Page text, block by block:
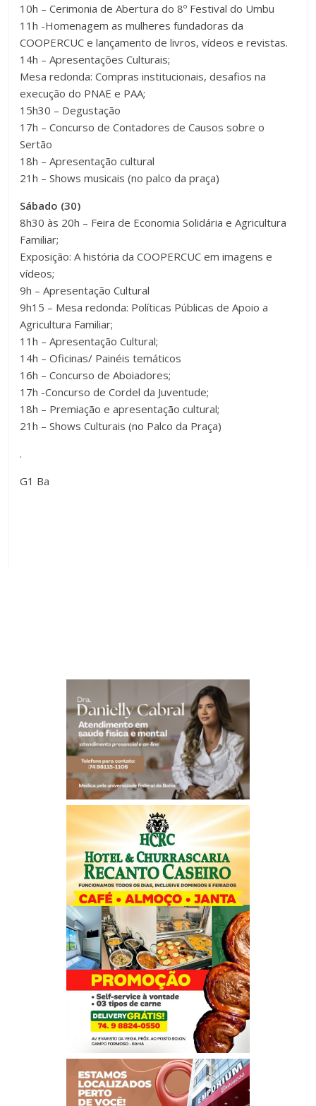
10h – Cerimonia de Abertura do 8º Festival do Umbu
11h -Homenagem as mulheres fundadoras da
COOPERCUC e lançamento de livros, vídeos e revistas.
14h – Apresentações Culturais;
Mesa redonda: Compras institucionais, desafios na
execução do PNAE e PAA;
15h30 – Degustação
17h – Concurso de Contadores de Causos sobre o
Sertão
18h – Apresentação cultural
21h – Shows musicais (no palco da praça)
Sábado (30)
8h30 às 20h – Feira de Economia Solidária e Agricultura
Familiar;
Exposição: A história da COOPERCUC em imagens e
vídeos;
9h – Apresentação Cultural
9h15 – Mesa redonda: Políticas Públicas de Apoio a
Agricultura Familiar;
11h – Apresentação Cultural;
14h – Oficinas/ Painéis temáticos
16h – Concurso de Aboiadores;
17h -Concurso de Cordel da Juventude;
18h – Premiação e apresentação cultural;
21h – Shows Culturais (no Palco da Praça)
.
G1 Ba